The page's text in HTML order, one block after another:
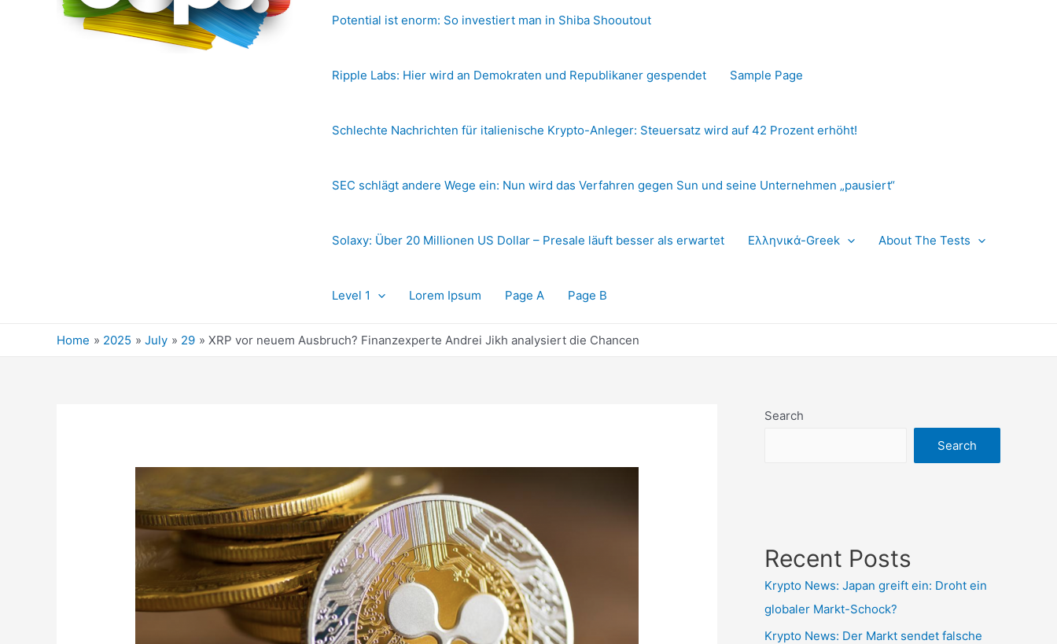
Potential ist enorm: So investiert man in Shiba Shooutout
Ripple Labs: Hier wird an Demokraten und Republikaner gespendet Sample Page
Schlechte Nachrichten für italienische Krypto-Anleger: Steuersatz wird auf 42 Prozent erhöht!
SEC schlägt andere Wege ein: Nun wird das Verfahren gegen Sun und seine Unternehmen „pausiert“
Solaxy: Über 20 Millionen US Dollar – Presale läuft besser als erwartet Ελληνικά-Greek About The Tests
Level 1 Lorem Ipsum Page A Page B
Home 2025 July 29 XRP vor neuem Ausbruch? Finanzexperte Andrei Jikh analysiert die Chancen
Search
Search
Recent Posts
Krypto News: Japan greift ein: Droht ein
globaler Markt-Schock?
Krypto News: Der Markt sendet falsche